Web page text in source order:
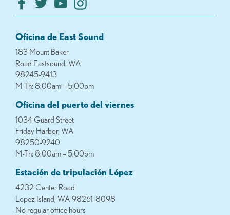
Oficina de East Sound
183 Mount Baker
Road Eastsound, WA
98245-9413
M-Th: 8:00am – 5:00pm
Oficina del puerto del viernes
1034 Guard Street
Friday Harbor, WA
98250-9240
M-Th: 8:00am – 5:00pm
Estación de tripulación López
4232 Center Road
Lopez Island, WA 98261-8098
No regular office hours